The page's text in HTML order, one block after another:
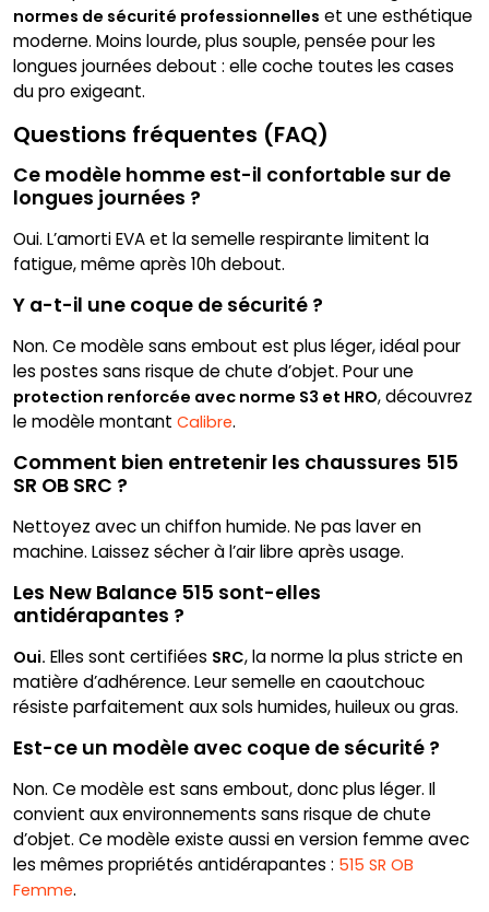
normes de sécurité professionnelles et une esthétique
moderne. Moins lourde, plus souple, pensée pour les
longues journées debout : elle coche toutes les cases
du pro exigeant.
Questions fréquentes (FAQ)
Ce modèle homme est-il confortable sur de
longues journées ?
Oui. L’amorti EVA et la semelle respirante limitent la
fatigue, même après 10h debout.
Y a-t-il une coque de sécurité ?
Non. Ce modèle sans embout est plus léger, idéal pour
les postes sans risque de chute d’objet. Pour une
protection renforcée avec norme S3 et HRO, découvrez
le modèle montant Calibre.
Comment bien entretenir les chaussures 515
SR OB SRC ?
Nettoyez avec un chiffon humide. Ne pas laver en
machine. Laissez sécher à l’air libre après usage.
Les New Balance 515 sont-elles
antidérapantes ?
Oui. Elles sont certifiées SRC, la norme la plus stricte en
matière d’adhérence. Leur semelle en caoutchouc
résiste parfaitement aux sols humides, huileux ou gras.
Est-ce un modèle avec coque de sécurité ?
Non. Ce modèle est sans embout, donc plus léger. Il
convient aux environnements sans risque de chute
d’objet. Ce modèle existe aussi en version femme avec
les mêmes propriétés antidérapantes : 515 SR OB
Femme.